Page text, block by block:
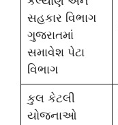
સહકાર વિભાગ
ગુજરાતમાં
સમાવેશ પેટા
વિભાગ
કુલ કેટલી
યોજનાઓ